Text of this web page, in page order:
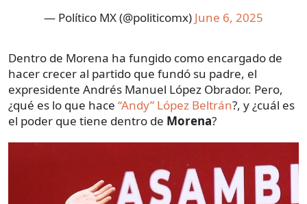
— Político MX (@politicomx) June 6, 2025
Dentro de Morena ha fungido como encargado de
hacer crecer al partido que fundó su padre, el
expresidente Andrés Manuel López Obrador. Pero,
¿qué es lo que hace “Andy” López Beltrán?, y ¿cuál es
el poder que tiene dentro de Morena?